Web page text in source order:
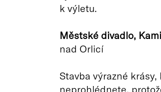
k výletu.
Městské divadlo,
nad Orlicí
Stavba výrazné
neprohlédnete,